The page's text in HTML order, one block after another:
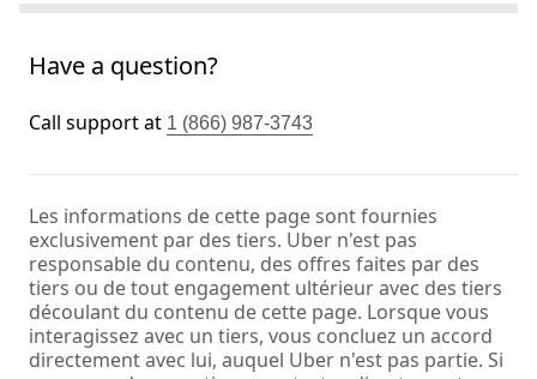
Have a question?
Call support at 1 (866) 987-3743
Les informations de cette page sont fournies
exclusivement par des tiers. Uber n'est pas
responsable du contenu, des offres faites par des
tiers ou de tout engagement ultérieur avec des tiers
découlant du contenu de cette page. Lorsque vous
interagissez avec un tiers, vous concluez un accord
directement avec lui, auquel Uber n'est pas partie. Si